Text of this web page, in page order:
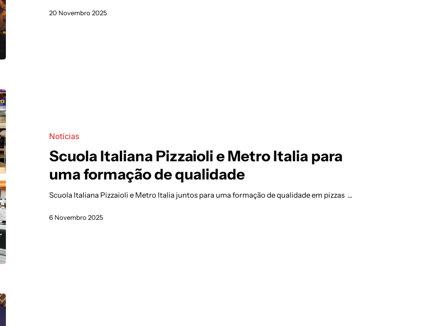
20 Novembro 2025
Notícias
Scuola Italiana Pizzaioli e Metro Italia para
uma formação de qualidade
Scuola Italiana Pizzaioli e Metro Italia juntos para uma formação de qualidade em pizzas …
6 Novembro 2025